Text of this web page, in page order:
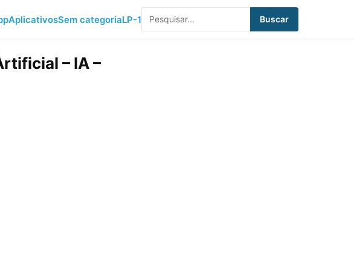
AplicativosSem categoriaLP-1 Buscar
– IA –